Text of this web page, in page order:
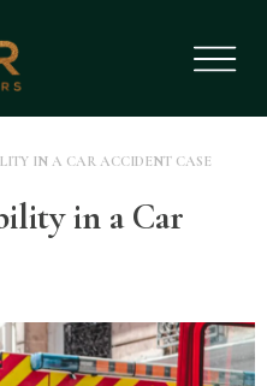
IN A CAR ACCIDENT CASE
in a Car